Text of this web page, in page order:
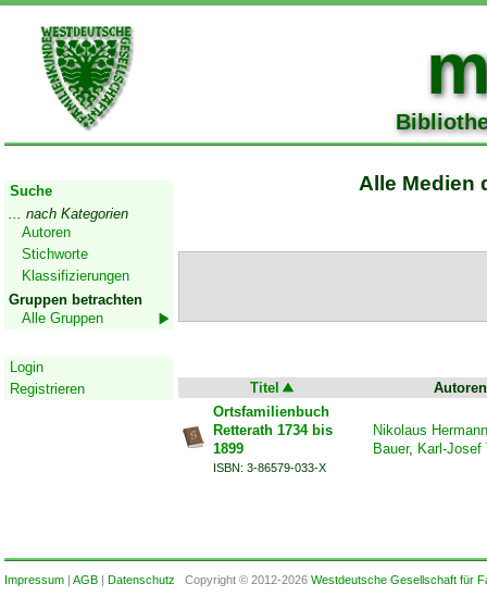
Suche
... nach Kategorien
Autoren
Stichworte
Klassifizierungen
Gruppen betrachten
Alle Gruppen
Login
Registrieren
Alle Medien
Titel
Autoren
Ortsfamilienbuch
Retterath 1734 bis
1899
ISBN: 3-86579-033-X
Nikolaus Hermann
Bauer, Karl-Josef
Impressum| AGB| Datenschutz Copyright © 2012-2026 Westdeutsche Gesellschaft für